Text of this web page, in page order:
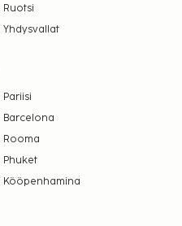
Ruotsi
Yhdysvallat
Pariisi
Barcelona
Rooma
Phuket
Kööpenhamina